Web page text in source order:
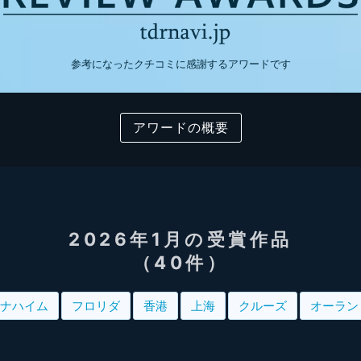
参考になったクチコミに感謝するアワードです
アワードの概要
2026年1月の受賞作品
（40件）
ハイム フロリダ 香港 上海 クルーズ オーラ